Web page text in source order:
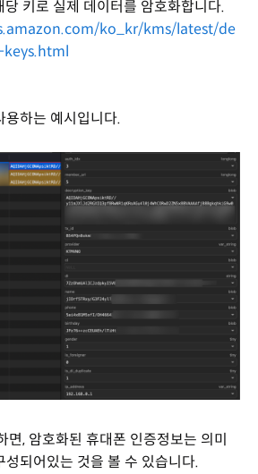
당 키로 실제 데이터를 암호화합니다.
ko_kr/kms/latest/de
용하는 예시입니다.
면, 암호화된 휴대폰 인증정보는 의미
성되어있는 것을 볼 수 있습니다.